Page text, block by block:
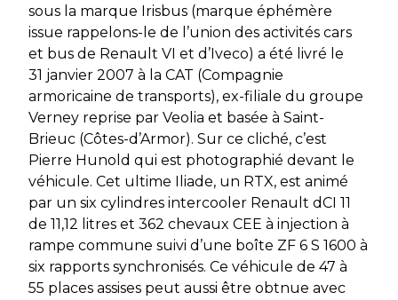
sous la marque Irisbus (marque éphémère
issue rappelons-le de l’union des activités cars
et bus de Renault VI et d’Iveco) a été livré le
31 janvier 2007 à la CAT (Compagnie
armoricaine de transports), ex-filiale du groupe
Verney reprise par Veolia et basée à Saint-
Brieuc (Côtes-d’Armor). Sur ce cliché, c’est
Pierre Hunold qui est photographié devant le
véhicule. Cet ultime Iliade, un RTX, est animé
par un six cylindres intercooler Renault dCI 11
de 11,12 litres et 362 chevaux CEE à injection à
rampe commune suivi d’une boîte ZF 6 S 1600 à
six rapports synchronisés. Ce véhicule de 47 à
55 places assises peut aussi être obtnue avec